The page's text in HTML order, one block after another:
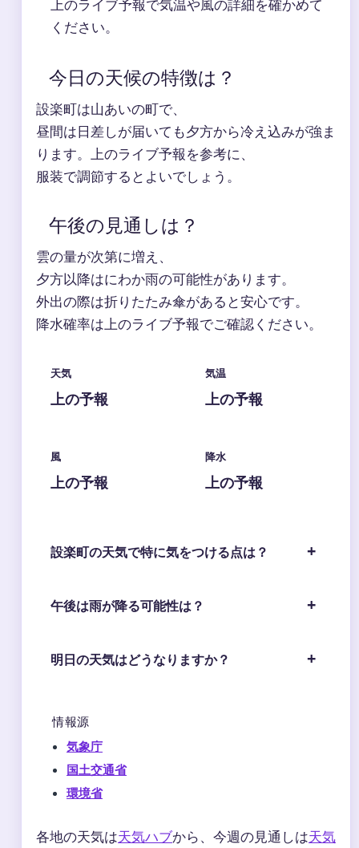
上のライブ予報で気温や風の詳細を確かめて
ください。
今日の天候の特徴は？
設楽町は山あいの町で、
昼間は日差しが届いても夕方から冷え込みが強ま
ります。上のライブ予報を参考に、
服装で調節するとよいでしょう。
午後の見通しは？
雲の量が次第に増え、
夕方以降はにわか雨の可能性があります。
外出の際は折りたたみ傘があると安心です。
降水確率は上のライブ予報でご確認ください。
天気
上の予報
気温
上の予報
風
上の予報
降水
上の予報
設楽町の天気で特に気をつける点は？
午後は雨が降る可能性は？
明日の天気はどうなりますか？
情報源
気象庁
国土交通省
環境省
各地の天気は天気ハブから、今週の見通しは天気